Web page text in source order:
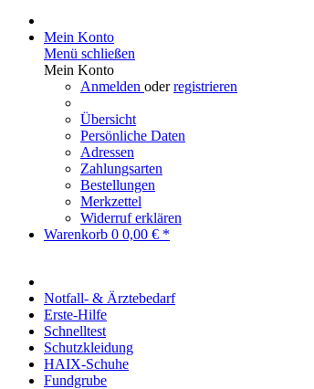
Mein Konto
Menü schließen
Mein Konto
Anmelden oderregistrieren
Übersicht
Persönliche Daten
Adressen
Zahlungsarten
Bestellungen
Merkzettel
Widerruf erklären
Warenkorb 0 0,00 € *
Notfall- & Ärztebedarf
Erste-Hilfe
Schnelltest
Schutzkleidung
HAIX-Schuhe
Fundgrube